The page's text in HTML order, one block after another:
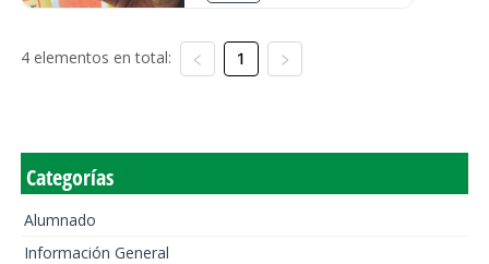
4 elementos en total: 1
Categorías
Alumnado
Información General